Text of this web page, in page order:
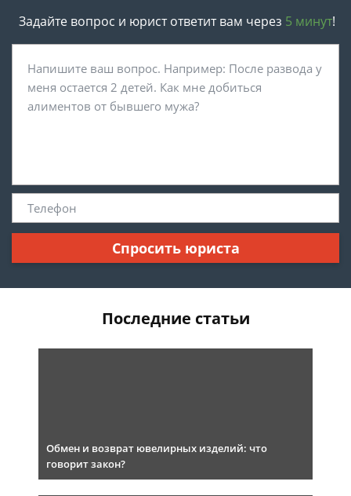
Задайте вопрос и юрист ответит вам через 5 минут!
Спросить юриста
Последние статьи
Обмен и возврат ювелирных изделий: что
говорит закон?